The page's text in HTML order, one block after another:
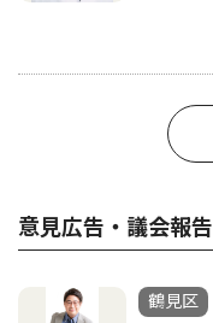
意見広告・議会報告
鶴見区